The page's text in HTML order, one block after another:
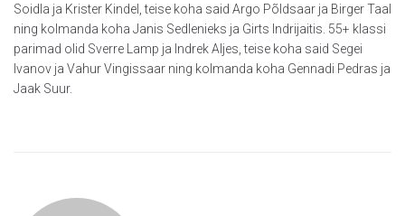
Soidla ja Krister Kindel, teise koha said Argo Põldsaar ja Birger Taal
ning kolmanda koha Janis Sedlenieks ja Girts Indrijaitis. 55+ klassi
parimad olid Sverre Lamp ja Indrek Aljes, teise koha said Segei
Ivanov ja Vahur Vingissaar ning kolmanda koha Gennadi Pedras ja
Jaak Suur.